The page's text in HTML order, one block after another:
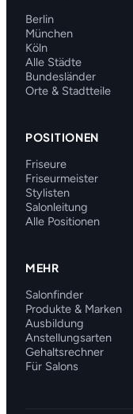
Berlin
München
Köln
Alle Städte
Bundesländer
Orte & Stadtteile
POSITIONEN
Friseure
Friseurmeister
Stylisten
Salonleitung
Alle Positionen
MEHR
Salonfinder
Produkte & Marken
Ausbildung
Anstellungsarten
Gehaltsrechner
Für Salons